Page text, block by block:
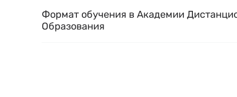
Формат обучения в Академии
Образования